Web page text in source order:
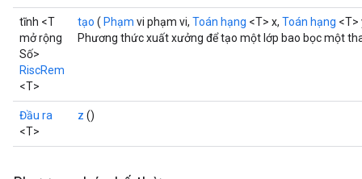
tĩnh <T
mở rộng
Số>
RiscRem
<T>
tạo ( Phạm vi phạm vi, Toán hạng <T> x, Toán hạng <T>
Phương thức xuất xưởng để tạo một lớp bao bọc một
Đầu ra
<T>
z ()